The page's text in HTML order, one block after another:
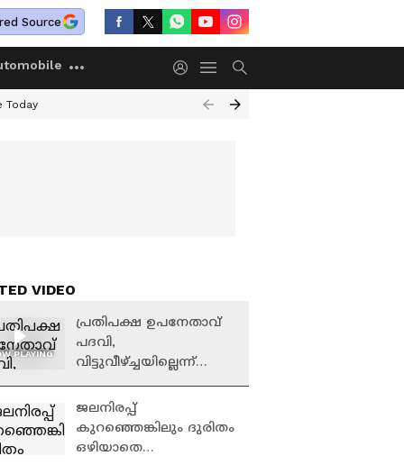
Source
Today
VIDEO
PLAYING
പ്രതിപക്ഷ ഉപനേതാവ്
പദവി,
വിട്ടുവീഴ്ച്ചയില്ലെന്ന്
ഗോവിന്ദൻ; കടുത്ത
നിലപാടിൽ സിപിഐ
ജലനിരപ്പ്
കുറഞ്ഞെങ്കിലും ദുരിതം
ഒഴിയാതെ